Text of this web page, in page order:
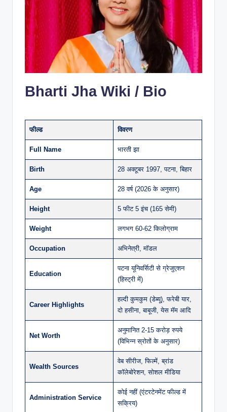
Bharti Jha Wiki / Bio
फील्ड विवरण
Full Name भारती झा
Birth 28 अक्टूबर 1997, पटना, बिहार
Age 28 वर्ष (2026 के अनुसार)
Height 5 फीट 5 इंच (165 सेमी)
Weight लगभग 60-62 किलोग्राम
Occupation अभिनेत्री, मॉडल
Education
पटना यूनिवर्सिटी से ग्रेजुएशन
(हिस्ट्री में)
Career Highlights
हल्दी कुमकुम (डेब्यू), फरेबी यार,
दो हसीना, बाबूजी, येस मॅम आदि
Net Worth
अनुमानित 2-15 करोड़ रुपये
(विभिन्न स्रोतों के अनुसार)
Wealth Sources
वेब सीरीज, फिल्में, ब्रांड
कॉलेबोरेशन, सोशल मीडिया
Administration Service
कोई नहीं (एंटरटेनमेंट फील्ड में
सक्रिय)